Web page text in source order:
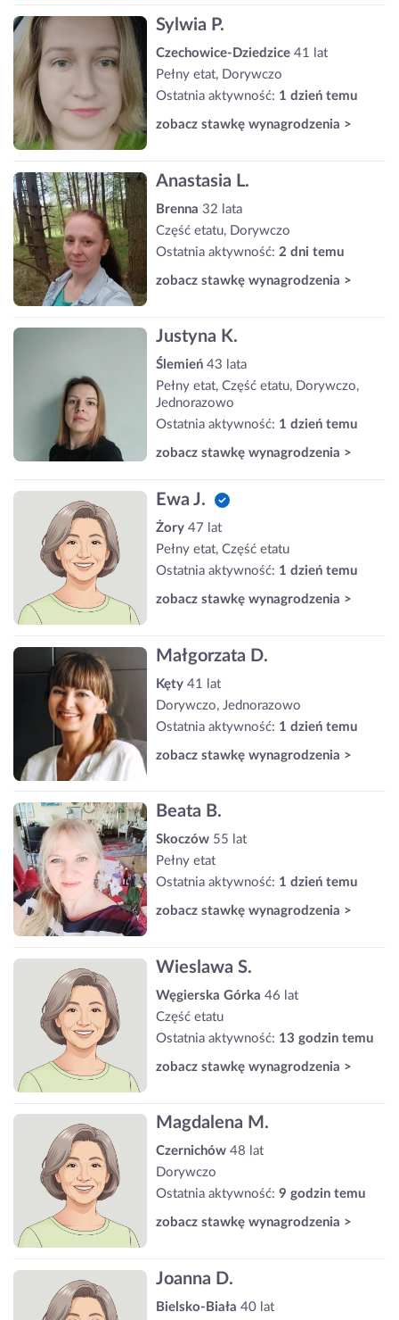
Sylwia P.
Czechowice-Dziedzice 41 lat
Pełny etat, Dorywczo
Ostatnia aktywność: 1 dzień temu
zobacz stawkę wynagrodzenia >
Anastasia L.
Brenna 32 lata
Część etatu, Dorywczo
Ostatnia aktywność: 2 dni temu
zobacz stawkę wynagrodzenia >
Justyna K.
Ślemień 43 lata
Pełny etat, Część etatu, Dorywczo,
Jednorazowo
Ostatnia aktywność: 1 dzień temu
zobacz stawkę wynagrodzenia >
Ewa J.
Żory 47 lat
Pełny etat, Część etatu
Ostatnia aktywność: 1 dzień temu
zobacz stawkę wynagrodzenia >
Małgorzata D.
Kęty 41 lat
Dorywczo, Jednorazowo
Ostatnia aktywność: 1 dzień temu
zobacz stawkę wynagrodzenia >
Beata B.
Skoczów 55 lat
Pełny etat
Ostatnia aktywność: 1 dzień temu
zobacz stawkę wynagrodzenia >
Wieslawa S.
Węgierska Górka 46 lat
Część etatu
Ostatnia aktywność: 13 godzin temu
zobacz stawkę wynagrodzenia >
Magdalena M.
Czernichów 48 lat
Dorywczo
Ostatnia aktywność: 9 godzin temu
zobacz stawkę wynagrodzenia >
Joanna D.
Bielsko-Biała 40 lat